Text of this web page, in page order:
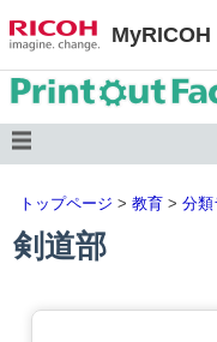
MyRICOH
トップページ > 教育 > 分類
剣道部